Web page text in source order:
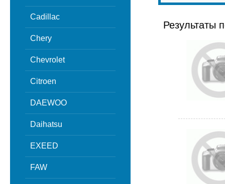
Cadillac
Chery
Chevrolet
Citroen
DAEWOO
Daihatsu
EXEED
FAW
Результаты